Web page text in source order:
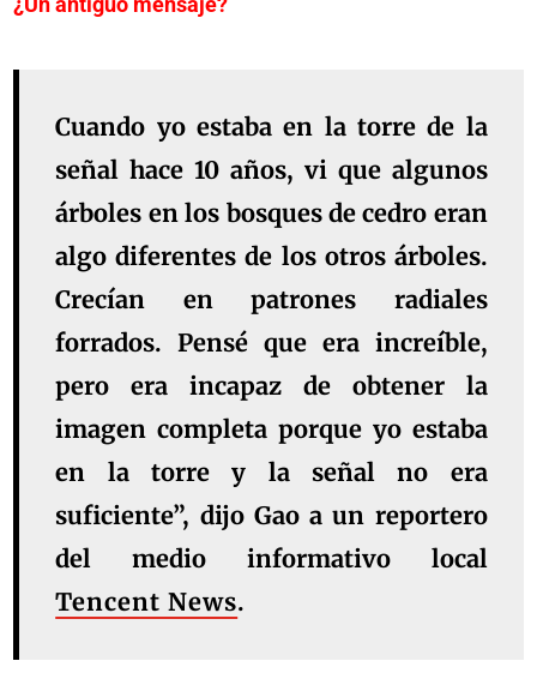
Cuando yo estaba en la torre de la
señal hace 10 años, vi que algunos
árboles en los bosques de cedro eran
algo diferentes de los otros árboles.
Crecían en patrones radiales
forrados. Pensé que era increíble,
pero era incapaz de obtener la
imagen completa porque yo estaba
en la torre y la señal no era
suficiente”, dijo Gao a un reportero
del medio informativo local
Tencent News.